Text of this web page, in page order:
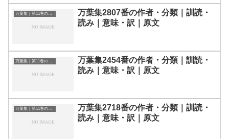
万葉集｜第11巻の和歌一覧
万葉集2807番の作者・分類｜訓読・
読み｜意味・訳｜原文
万葉集｜第11巻の和歌一覧
万葉集2454番の作者・分類｜訓読・
読み｜意味・訳｜原文
万葉集｜第11巻の和歌一覧
万葉集2718番の作者・分類｜訓読・
読み｜意味・訳｜原文